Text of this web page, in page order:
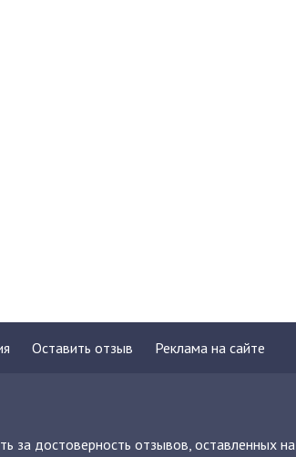
Оставить отзыв Реклама на сайте
за достоверность отзывов, оставленных на